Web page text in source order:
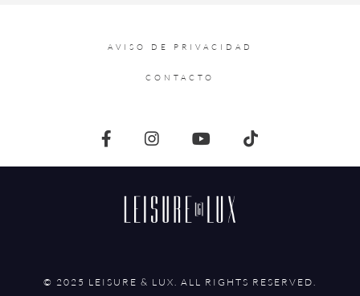
AVISO DE PRIVACIDAD
CONTACTO
© 2025 LEISURE & LUX. ALL RIGHTS RESERVED.